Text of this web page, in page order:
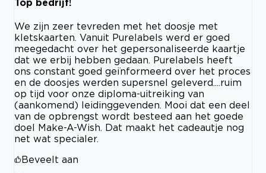
Top bedrijf!
We zijn zeer tevreden met het doosje met
kletskaarten. Vanuit Purelabels werd er goed
meegedacht over het gepersonaliseerde kaartje
dat we erbij hebben gedaan. Purelabels heeft
ons constant goed geïnformeerd over het proces
en de doosjes werden supersnel geleverd....ruim
op tijd voor onze diploma-uitreiking van
(aankomend) leidinggevenden. Mooi dat een deel
van de opbrengst wordt besteed aan het goede
doel Make-A-Wish. Dat maakt het cadeautje nog
net wat specialer.
Beveelt aan